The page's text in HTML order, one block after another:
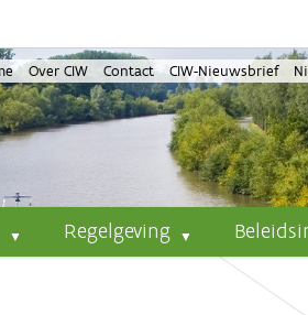
Over CIW Contact CIW-Nieuwsbrief
Regelgeving